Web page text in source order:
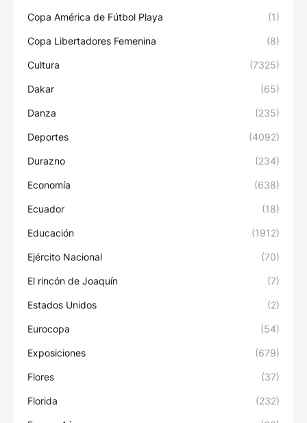
Copa América de Fútbol Playa (1)
Copa Libertadores Femenina (8)
Cultura (7325)
Dakar (65)
Danza (235)
Deportes (4092)
Durazno (234)
Economía (638)
Ecuador (18)
Educación (1912)
Ejército Nacional (70)
El rincón de Joaquín (7)
Estados Unidos (2)
Eurocopa (54)
Exposiciones (679)
Flores (37)
Florida (232)